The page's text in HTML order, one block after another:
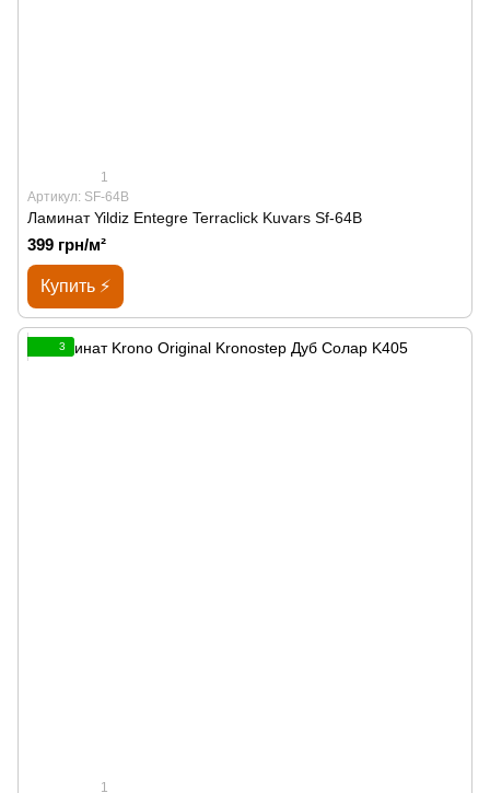
1
Артикул: SF-64B
Ламинат Yildiz Entegre Terraclick Kuvars Sf-64B
399 грн/м²
Купить ⚡
3
1